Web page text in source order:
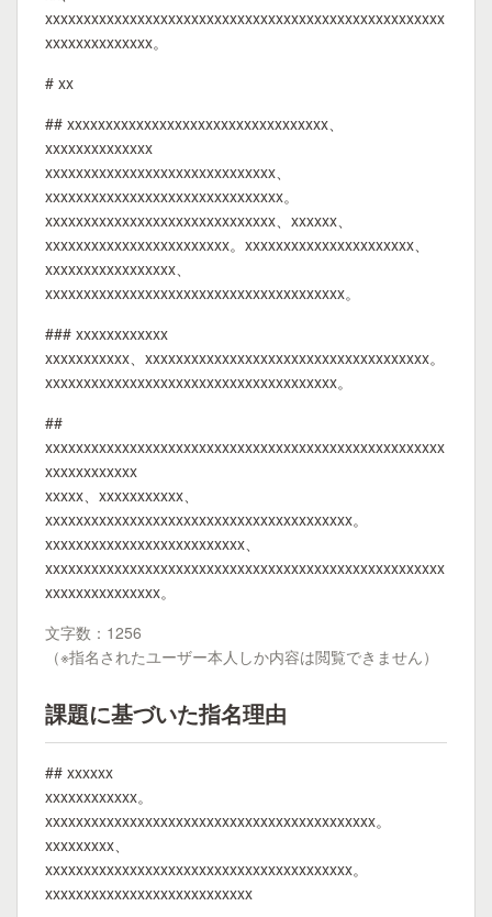
xxxxxxxxxxxxxxxxxxxxxxxxxxxxxxxxxxxxxxxxxxxxxxxxxxxx
xxxxxxxxxxxxxx。
# xx
## xxxxxxxxxxxxxxxxxxxxxxxxxxxxxxxxxx、
xxxxxxxxxxxxxx
xxxxxxxxxxxxxxxxxxxxxxxxxxxxxx、
xxxxxxxxxxxxxxxxxxxxxxxxxxxxxxx。
xxxxxxxxxxxxxxxxxxxxxxxxxxxxxx、xxxxxx、
xxxxxxxxxxxxxxxxxxxxxxxx。xxxxxxxxxxxxxxxxxxxxxx、
xxxxxxxxxxxxxxxxx、
xxxxxxxxxxxxxxxxxxxxxxxxxxxxxxxxxxxxxxx。
### xxxxxxxxxxxx
xxxxxxxxxxx、xxxxxxxxxxxxxxxxxxxxxxxxxxxxxxxxxxxxx。
xxxxxxxxxxxxxxxxxxxxxxxxxxxxxxxxxxxxxx。
##
xxxxxxxxxxxxxxxxxxxxxxxxxxxxxxxxxxxxxxxxxxxxxxxxxxxx
xxxxxxxxxxxx
xxxxx、xxxxxxxxxxx、
xxxxxxxxxxxxxxxxxxxxxxxxxxxxxxxxxxxxxxxx。
xxxxxxxxxxxxxxxxxxxxxxxxxx、
xxxxxxxxxxxxxxxxxxxxxxxxxxxxxxxxxxxxxxxxxxxxxxxxxxxx
xxxxxxxxxxxxxxx。
文字数：1256
（※指名されたユーザー本人しか内容は閲覧できません）
課題に基づいた指名理由
## xxxxxx
xxxxxxxxxxxx。
xxxxxxxxxxxxxxxxxxxxxxxxxxxxxxxxxxxxxxxxxxx。
xxxxxxxxx、
xxxxxxxxxxxxxxxxxxxxxxxxxxxxxxxxxxxxxxxx。
xxxxxxxxxxxxxxxxxxxxxxxxxxx